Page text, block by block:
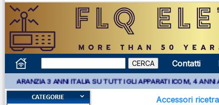
Contatti
3 ANNI ITALIA SU TUTTI GLI APPARATI ICOM, 4 ANNI
Accessori